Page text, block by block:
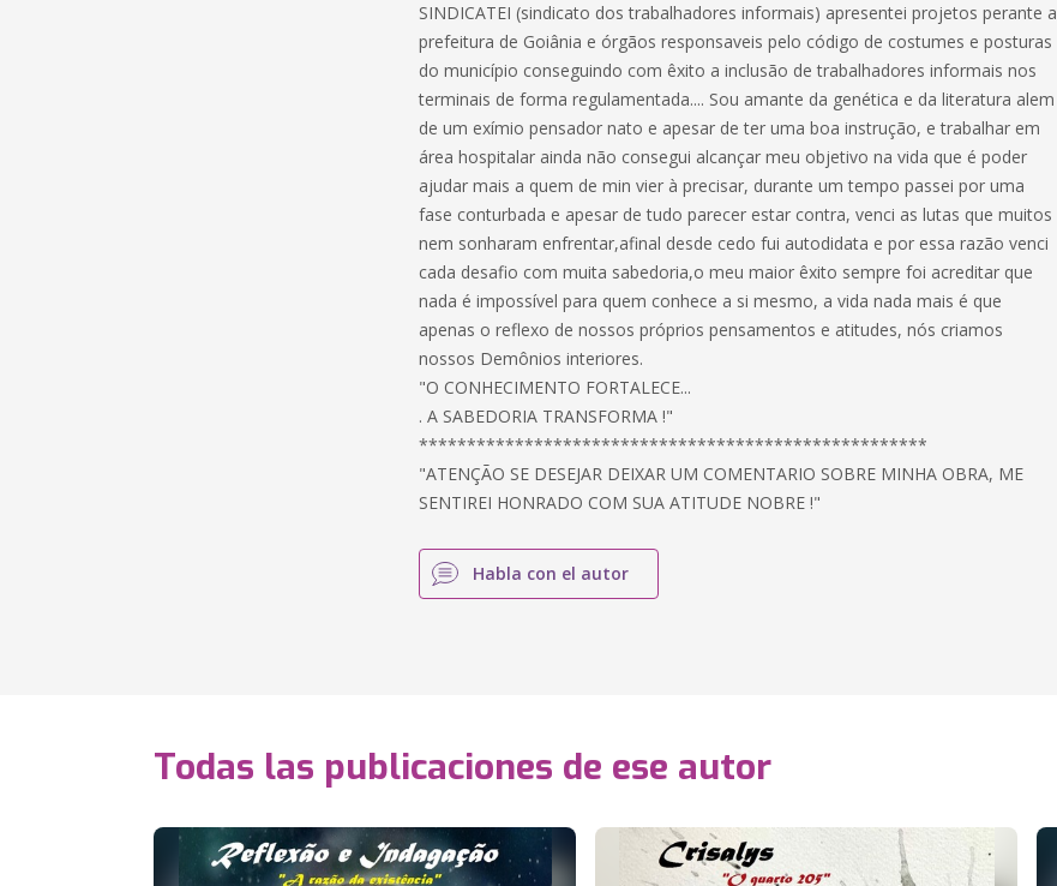
SINDICATEI (sindicato dos trabalhadores informais) apresentei projetos perante a
prefeitura de Goiânia e órgãos responsaveis pelo código de costumes e posturas
do município conseguindo com êxito a inclusão de trabalhadores informais nos
terminais de forma regulamentada.... Sou amante da genética e da literatura alem
de um exímio pensador nato e apesar de ter uma boa instrução, e trabalhar em
área hospitalar ainda não consegui alcançar meu objetivo na vida que é poder
ajudar mais a quem de min vier à precisar, durante um tempo passei por uma
fase conturbada e apesar de tudo parecer estar contra, venci as lutas que muitos
nem sonharam enfrentar,afinal desde cedo fui autodidata e por essa razão venci
cada desafio com muita sabedoria,o meu maior êxito sempre foi acreditar que
nada é impossível para quem conhece a si mesmo, a vida nada mais é que
apenas o reflexo de nossos próprios pensamentos e atitudes, nós criamos
nossos Demônios interiores.
"O CONHECIMENTO FORTALECE...
. A SABEDORIA TRANSFORMA !"
*****************************************************
"ATENÇÃO SE DESEJAR DEIXAR UM COMENTARIO SOBRE MINHA OBRA, ME
SENTIREI HONRADO COM SUA ATITUDE NOBRE !"
Habla con el autor
Todas las publicaciones de ese autor